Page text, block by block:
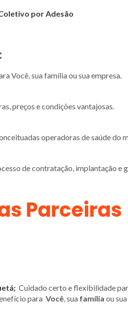
por Adesão
Você, sua família ou sua empresa.
preços e condições vantajosas.
operadoras de saúde do
de contratação, implantação e
Parceiras
Cuidado certo e flexibilidade
para Você, sua família ou sua